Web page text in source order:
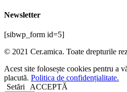
Newsletter
[sibwp_form id=5]
© 2021 Cer.amica. Toate drepturile
Acest site folosește cookies pentru a
placută. Politica de confidențialitate.
Setări
ACCEPTĂ